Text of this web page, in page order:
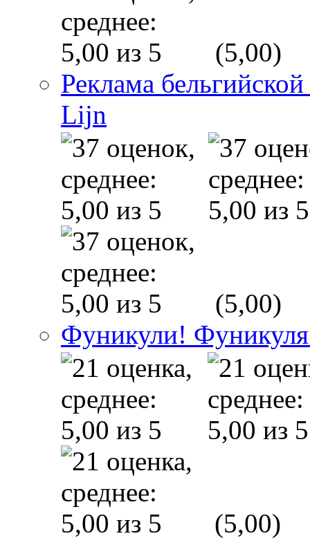
(5,00)
Реклама
Lijn
(5,00)
Фуникули!
(5,00)